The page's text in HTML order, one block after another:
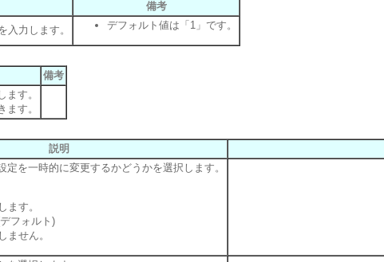
備考
入力します。 デフォルト値は「1」です。
備考
す。
す。
説明
定を一時的に変更するかどうかを選択します。
ます。
フォルト)
ません。